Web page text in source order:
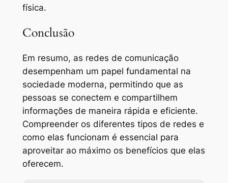
física.
Conclusão
Em resumo, as redes de comunicação
desempenham um papel fundamental na
sociedade moderna, permitindo que as
pessoas se conectem e compartilhem
informações de maneira rápida e eficiente.
Compreender os diferentes tipos de redes e
como elas funcionam é essencial para
aproveitar ao máximo os benefícios que elas
oferecem.